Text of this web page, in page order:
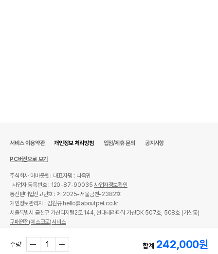
수량 합계 242,000원
서비스 이용약관 개인정보 처리방침 입점/제휴 문의 공지사항
PC버전으로 보기
주식회사 어바웃펫
대표자명 : 나옥귀
사업자 등록번호 : 120-87-90035사업자정보확인
통신판매업신고번호 : 제 2025-서울금천-2382호
개인정보관리자 : 김원규 hello@aboutpet.co.kr
서울특별시 금천구 가산디지털2로 144, 현대테라타워 가산DK 507호, 508호 (가산동)
구매안전(에스크로)서비스